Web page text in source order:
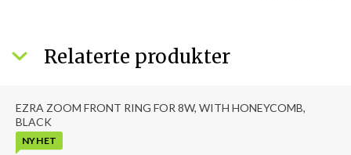
Relaterte produkter
EZRA ZOOM FRONT RING FOR 8W, WITH HONEYCOMB,
BLACK
NYHET